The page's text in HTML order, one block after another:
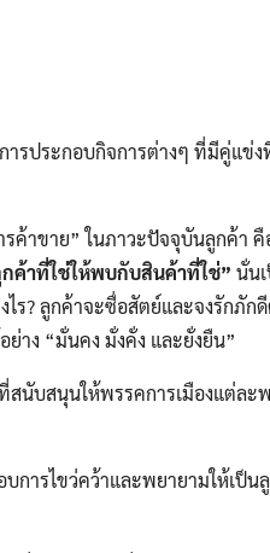
ประกอบกิจการต่างๆ ที่มีคู่แข่ง
าขาย” ในภาวะปัจจุบันลูกค้า คื
กค้าที่ใช่ให้พบกับสินค้าที่ใช่” นั่น
ไร? ลูกค้าจะซื่อสัตย์และจงรักภัก
ย่าง “มั่นคง มั่งคั่ง และยั่งยืน”
นับสนุนให้พรรคการเมืองแต่ละ
ารไขว่คว้าและพยายามให้เป็น